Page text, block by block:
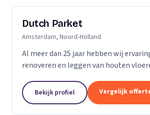
Dutch Parket
Amsterdam, Noord-Holland
Al meer dan 25 jaar hebben wij
renoveren en leggen van houten
jaren leveren. Of het gaat om een
een...
Bekijk profiel Vergelijk